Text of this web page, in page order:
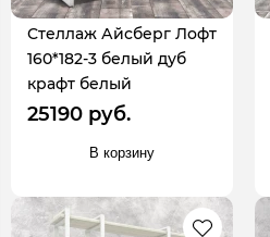
Стеллаж Айсберг Лофт
160*182-3 белый дуб
крафт белый
25190 руб.
В корзину